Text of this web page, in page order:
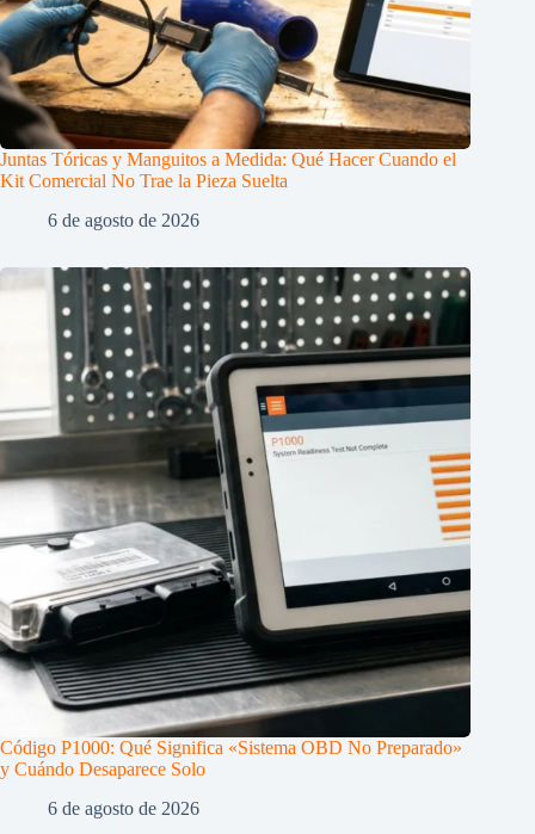
Juntas Tóricas y Manguitos a Medida: Qué Hacer Cuando el
Kit Comercial No Trae la Pieza Suelta
6 de agosto de 2026
Código P1000: Qué Significa «Sistema OBD No Preparado»
y Cuándo Desaparece Solo
6 de agosto de 2026